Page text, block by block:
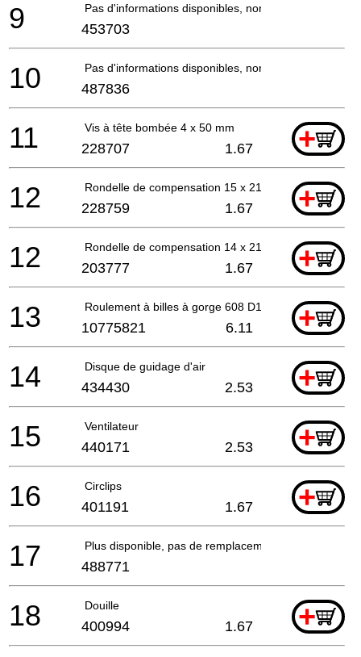
Pas d'informations disponibles, non commandable
9 453703
Pas d'informations disponibles, non commandable
10 487836
Vis à tête bombée 4 x 50 mm +
11 228707 1.67
Rondelle de compensation 15 x 21,8 x 0,2 mm
+
12 228759 1.67
Rondelle de compensation 14 x 21,8 x 0,3 mm
+
12 203777 1.67
Roulement à billes à gorge 608 D1 MC3 E U152 J2
+
13 10775821 6.11
Disque de guidage d'air +
14 434430 2.53
Ventilateur +
15 440171 2.53
Circlips +
16 401191 1.67
Plus disponible, pas de remplacement
17 488771
Douille +
18 400994 1.67